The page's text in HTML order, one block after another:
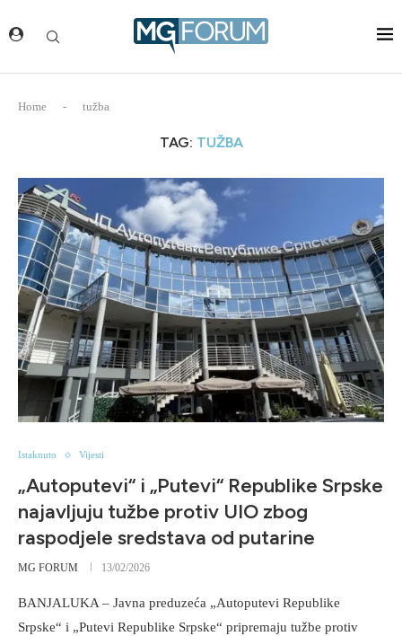
Home - tužba
TAG: TUŽBA
Istaknuto Vijesti
„Autoputevi“ i „Putevi“ Republike Srpske
najavljuju tužbe protiv UIO zbog
raspodjele sredstava od putarine
MG FORUM 13/02/2026
BANJALUKA – Javna preduzeća „Autoputevi Republike
Srpske“ i „Putevi Republike Srpske“ pripremaju tužbe protiv